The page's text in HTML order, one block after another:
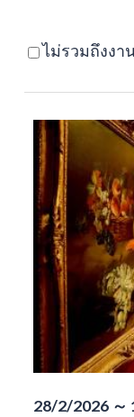
ไม่รวมถึงงา
28/2/2026 ～